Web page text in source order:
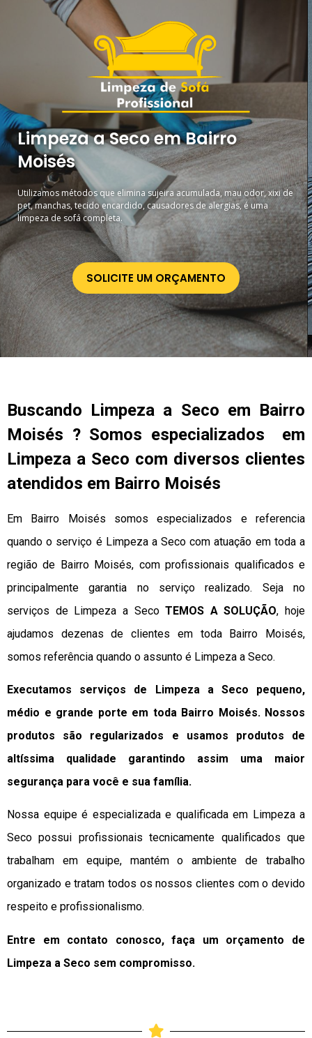
Limpeza a Seco em Bairro
Moisés
Utilizamos métodos que elimina sujeira acumulada, mau odor, xixi de
pet, manchas, tecido encardido, causadores de alergias, é uma
limpeza de sofá completa.
SOLICITE UM ORÇAMENTO
Buscando Limpeza a Seco em Bairro
Moisés ? Somos especializados em
Limpeza a Seco com diversos clientes
atendidos em Bairro Moisés
Em Bairro Moisés somos especializados e referencia
quando o serviço é Limpeza a Seco com atuação em toda a
região de Bairro Moisés, com profissionais qualificados e
principalmente garantia no serviço realizado. Seja no
serviços de Limpeza a SecoTEMOS A SOLUÇÃO, hoje
ajudamos dezenas de clientes em toda Bairro Moisés,
somos referência quando o assunto é Limpeza a Seco.
Executamos serviços de Limpeza a Seco pequeno,
médio e grande porte em toda Bairro Moisés. Nossos
produtos são regularizados e usamos produtos de
altíssima qualidade garantindo assim uma maior
segurança para você e sua família.
Nossa equipe é especializada e qualificada em Limpeza a
Seco possui profissionais tecnicamente qualificados que
trabalham em equipe, mantém o ambiente de trabalho
organizado e tratam todos os nossos clientes com o devido
respeito e profissionalismo.
Entre em contato conosco, faça um orçamento de
Limpeza a Seco sem compromisso.